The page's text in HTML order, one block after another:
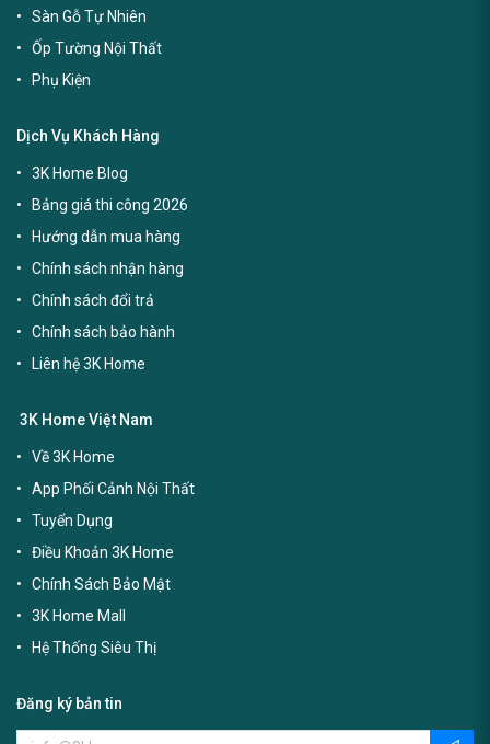
Sàn Gỗ Tự Nhiên
Ốp Tường Nội Thất
Phụ Kiện
Dịch Vụ Khách Hàng
3K Home Blog
Bảng giá thi công 2026
Hướng dẫn mua hàng
Chính sách nhận hàng
Chính sách đổi trả
Chính sách bảo hành
Liên hệ 3K Home
3K Home Việt Nam
Về 3K Home
App Phối Cảnh Nội Thất
Tuyển Dụng
Điều Khoản 3K Home
Chính Sách Bảo Mật
3K Home Mall
Hệ Thống Siêu Thị
Đăng ký bản tin